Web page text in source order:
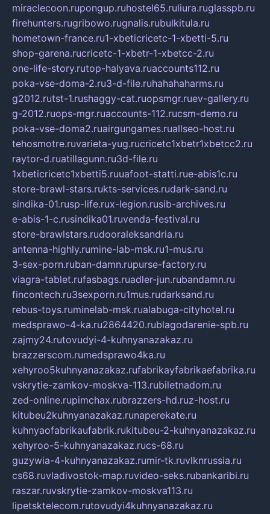
miraclecoon.rupongup.ruhostel65.ruliura.ruglasspb.ru
firehunters.rugribowo.rugnalis.rubulkitula.ru
hometown-france.ru1-xbeticricetc-1-xbetti-5.ru
shop-garena.rucricetc-1-xbetr-1-xbetcc-2.ru
one-life-story.rutop-halyava.ruaccounts112.ru
poka-vse-doma-2.ru3-d-file.ruhahahaharms.ru
g2012.rutst-1.rushaggy-cat.ruopsmgr.ruev-gallery.ru
g-2012.ruops-mgr.ruaccounts-112.rucsm-demo.ru
poka-vse-doma2.ruairgungames.ruallseo-host.ru
tehosmotre.ruvarieta-yug.rucricetc1xbetr1xbetcc2.ru
raytor-d.ruatillagunn.ru3d-file.ru
1xbeticricetc1xbetti5.ruuafoot-statti.rue-abis1c.ru
store-brawl-stars.rukts-services.rudark-sand.ru
sindika-01.rusp-life.rux-legion.rusib-archives.ru
e-abis-1-c.rusindika01.ruvenda-festival.ru
store-brawlstars.rudooraleksandria.ru
antenna-highly.rumine-lab-msk.ru1-mus.ru
3-sex-porn.ruban-damn.rupurse-factory.ru
viagra-tablet.rufasbags.ruadler-jun.rubandamn.ru
fincontech.ru3sexporn.ru1mus.rudarksand.ru
rebus-toys.ruminelab-msk.rualabuga-cityhotel.ru
medsprawo-4-ka.ru2864420.rublagodarenie-spb.ru
zajmy24.rutovudyi-4-kuhnyanazakaz.ru
brazzerscom.rumedsprawo4ka.ru
xehyroo5kuhnyanazakaz.rufabrikayfabrikaefabrika.ru
vskrytie-zamkov-moskva-113.rubiletnadom.ru
zed-online.rupimchax.rubrazzers-hd.ruz-host.ru
kitubeu2kuhnyanazakaz.runaperekate.ru
kuhnyaofabrikaufabrik.rukitubeu-2-kuhnyanazakaz.ru
xehyroo-5-kuhnyanazakaz.rucs-68.ru
guzywia-4-kuhnyanazakaz.rumir-tk.ruvlknrussia.ru
cs68.ruvladivostok-map.ruvideo-seks.rubankaribi.ru
raszar.ruvskrytie-zamkov-moskva113.ru
lipetsktelecom.rutovudyi4kuhnyanazakaz.ru